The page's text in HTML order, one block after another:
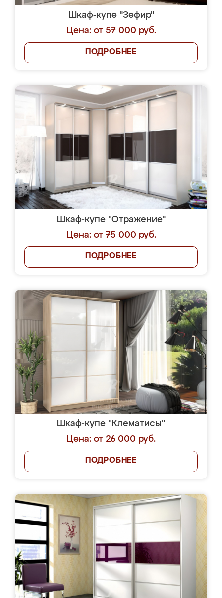
Шкаф-купе "Зефир"
Цена: от 57 000 руб.
ПОДРОБНЕЕ
Шкаф-купе "Отражение"
Цена: от 75 000 руб.
ПОДРОБНЕЕ
Шкаф-купе "Клематисы"
Цена: от 26 000 руб.
ПОДРОБНЕЕ